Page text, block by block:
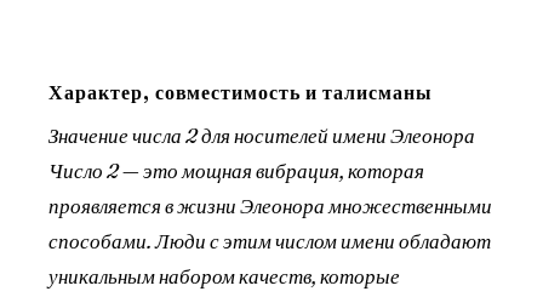
Характер, совместимость и талисманы
Значение числа 2 для носителей имени Элеонора
Число 2 — это мощная вибрация, которая
проявляется в жизни Элеонора множественными
способами. Люди с этим числом имени обладают
уникальным набором качеств, которые